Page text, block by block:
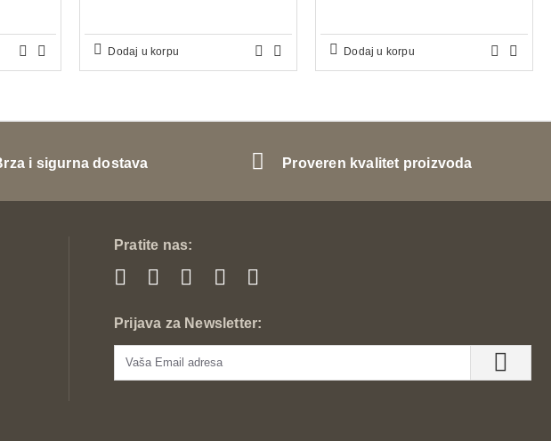
Dodaj u korpu Dodaj u korpu
i sigurna dostava Proveren kvalitet proizvoda
Pratite nas:
Prijava za Newsletter: